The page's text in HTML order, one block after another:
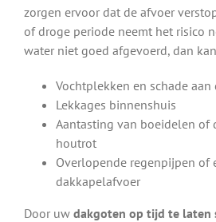
zorgen ervoor dat de afvoer
of droge periode neemt het risico
water niet goed afgevoerd, dan
Vochtplekken en schade
Lekkages binnenshuis
Aantasting van boeidelen of
houtrot
Overlopende regenpijpen of
dakkapelafvoer
Door uw dakgoten op tijd te laten